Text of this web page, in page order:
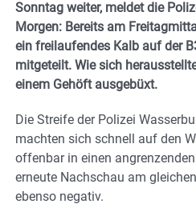
Sonntag weiter, meldet die
Morgen: Bereits am
ein freilaufendes Kalb auf der
mitgeteilt. Wie sich
einem Gehöft ausgebüxt.
Die Streife der Polizei
machten sich schnell auf den
offenbar in einen
erneute Nachschau am
ebenso negativ.